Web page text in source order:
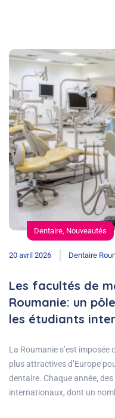
Dentaire, Nouveautés
20 avril 2026 Dentaire
Les facultés de
Roumanie: un
les étudiants
La Roumanie s’est imposée
plus attractives d’Europe
dentaire. Chaque année,
internationaux, dont un